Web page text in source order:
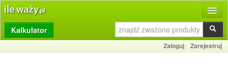
Produkty
Dziennik
Kalkulator
Zaloguj Zarejestruj